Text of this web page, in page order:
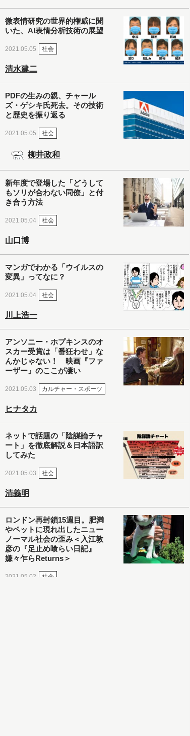
微表情研究の世界的権威に聞
いた、AI表情分析技術の展望
2021.05.05 社会
清水建二
PDFの生みの親、チャール
ズ・ゲシキ氏死去。その技術
と歴史を振り返る
2021.05.05 社会
柳井政和
新年度で登場した「どうして
もソリが合わない同僚」と付
き合う方法
2021.05.04 社会
山口博
マンガでわかる「ウイルスの
変異」ってなに？
2021.05.04 社会
川上浩一
アンソニー・ホプキンスのオ
スカー受賞は「番狂わせ」な
んかじゃない！ 映画『ファ
ーザー』のここが凄い
2021.05.03 カルチャー・スポーツ
ヒナタカ
ネットで話題の「陰謀論チャ
ート」を徹底解説＆日本語訳
してみた
2021.05.03 社会
清義明
ロンドン再封鎖15週目。肥満
やペットに現れ出したニュー
ノーマル社会の歪み＜入江敦
彦の『足止め喰らい日記』
嫌々乍らReturns＞
2021.05.02 社会